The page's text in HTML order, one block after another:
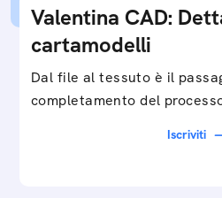
Valentina CAD:
cartamodelli
Dal file al tessuto è il
completamento del
Iscriviti